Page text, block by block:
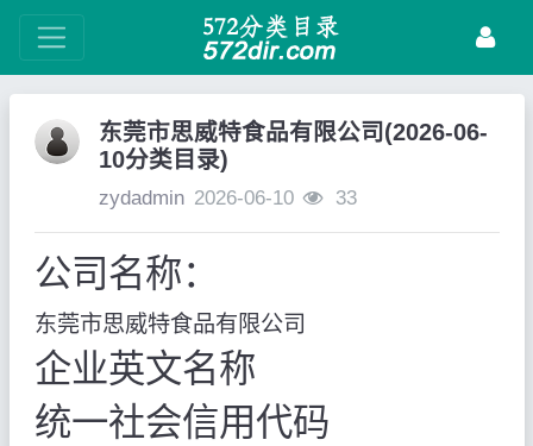
东莞市思威特食品有限公司(2026-06-
10分类目录)
zydadmin 2026-06-10 33
公司名称：
东莞市思威特食品有限公司
企业英文名称
统一社会信用代码